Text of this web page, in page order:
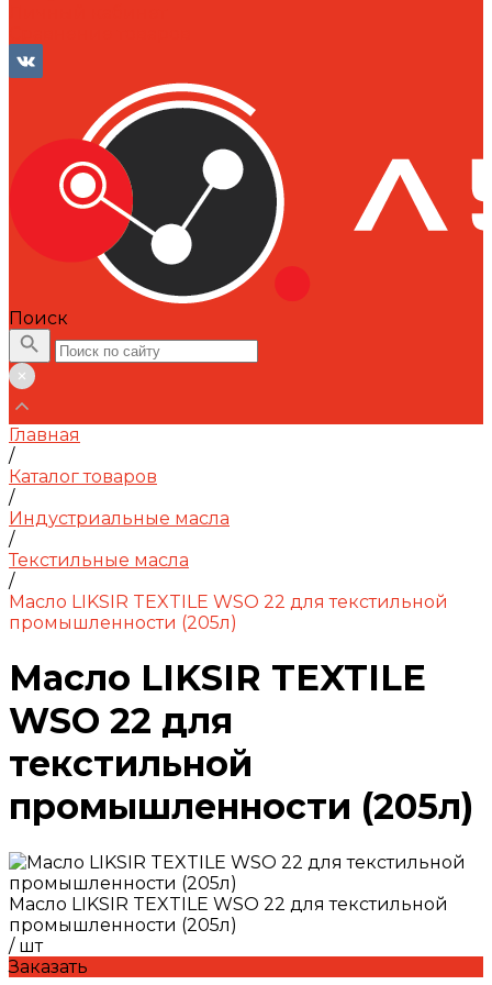
Поиск
Главная
/
Каталог товаров
/
Индустриальные масла
/
Текстильные масла
/
Масло LIKSIR TEXTILE WSO 22 для текстильной
промышленности (205л)
Масло LIKSIR TEXTILE
WSO 22 для
текстильной
промышленности (205л)
Масло LIKSIR TEXTILE WSO 22 для текстильной
промышленности (205л)
/ шт
Заказать